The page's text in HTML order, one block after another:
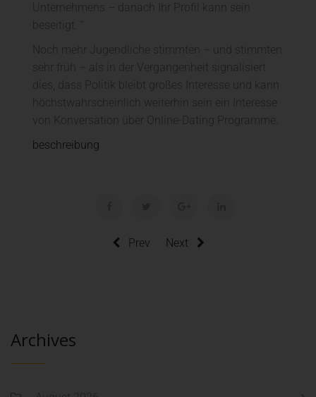
Unternehmens – danach Ihr Profil kann sein
beseitigt. “
Noch mehr Jugendliche stimmten – und stimmten
sehr früh – als in der Vergangenheit signalisiert
dies, dass Politik bleibt großes Interesse und kann
höchstwahrscheinlich weiterhin sein ein Interesse
von Konversation über Online-Dating Programme.
beschreibung
Prev Next
Archives